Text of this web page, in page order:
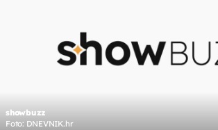
showbuzz
Foto: DNEVNIK.hr
OMOGUĆI OBAVIJESTI